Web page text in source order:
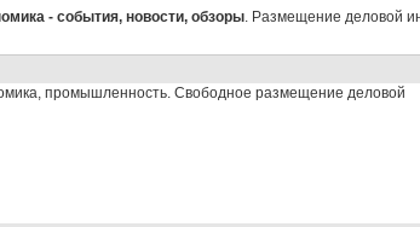
- события, новости, обзоры. Размещение деловой
промышленность. Свободное размещение деловой